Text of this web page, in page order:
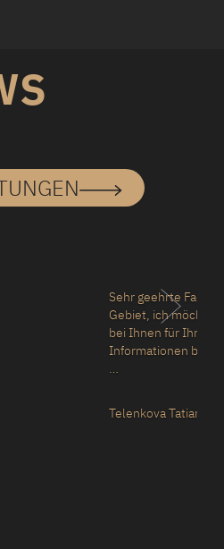
auf ihrem
mich ganz herzlich
und